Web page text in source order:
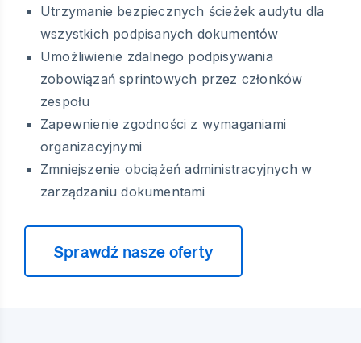
Utrzymanie bezpiecznych ścieżek audytu dla
wszystkich podpisanych dokumentów
Umożliwienie zdalnego podpisywania
zobowiązań sprintowych przez członków
zespołu
Zapewnienie zgodności z wymaganiami
organizacyjnymi
Zmniejszenie obciążeń administracyjnych w
zarządzaniu dokumentami
Sprawdź nasze oferty